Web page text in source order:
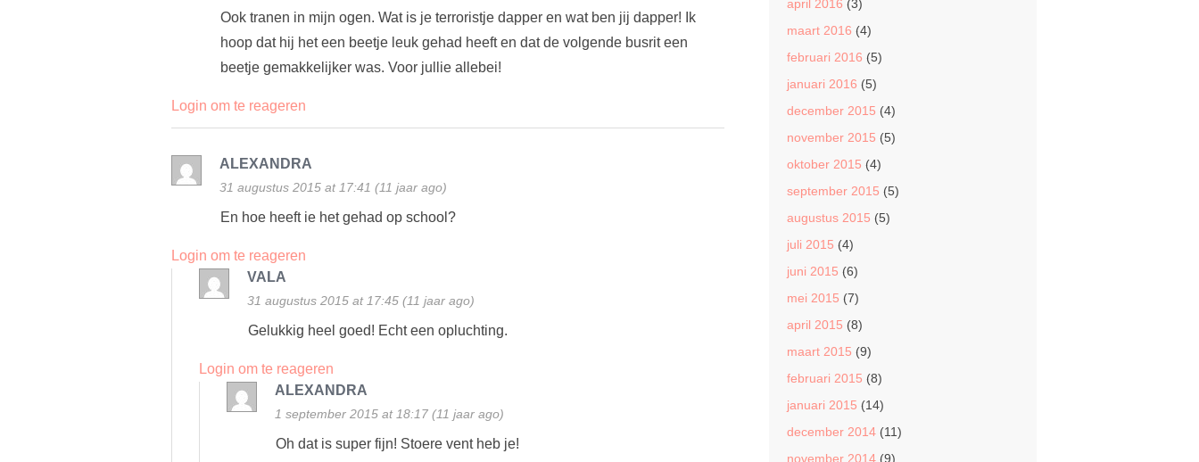
Ook tranen in mijn ogen. Wat is je terroristje dapper en wat ben jij dapper! Ik
hoop dat hij het een beetje leuk gehad heeft en dat de volgende busrit een
beetje gemakkelijker was. Voor jullie allebei!
Login om te reageren
ALEXANDRA
31 augustus 2015 at 17:41 (11 jaar ago)
En hoe heeft ie het gehad op school?
Login om te reageren
VALA
31 augustus 2015 at 17:45 (11 jaar ago)
Gelukkig heel goed! Echt een opluchting.
Login om te reageren
ALEXANDRA
1 september 2015 at 18:17 (11 jaar ago)
Oh dat is super fijn! Stoere vent heb je!
april 2016 (3)
maart 2016 (4)
februari 2016 (5)
januari 2016 (5)
december 2015 (4)
november 2015 (5)
oktober 2015 (4)
september 2015 (5)
augustus 2015 (5)
juli 2015 (4)
juni 2015 (6)
mei 2015 (7)
april 2015 (8)
maart 2015 (9)
februari 2015 (8)
januari 2015 (14)
december 2014 (11)
november 2014 (9)